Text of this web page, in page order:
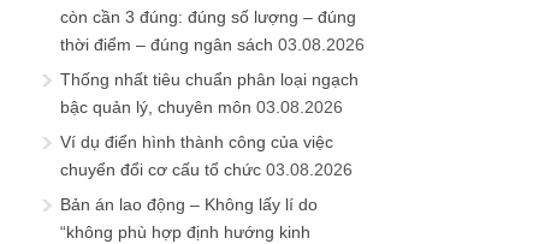
còn cần 3 đúng: đúng số lượng – đúng
thời điểm – đúng ngân sách 03.08.2026
Thống nhất tiêu chuẩn phân loại ngạch
bậc quản lý, chuyên môn 03.08.2026
Ví dụ điển hình thành công của việc
chuyển đổi cơ cấu tổ chức 03.08.2026
Bản án lao động – Không lấy lí do
“không phù hợp định hướng kinh